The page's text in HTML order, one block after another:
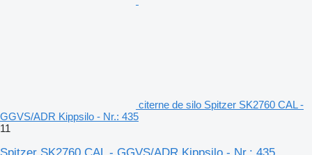
citerne de silo Spitzer SK2760 CAL -
GGVS/ADR Kippsilo - Nr.: 435
11